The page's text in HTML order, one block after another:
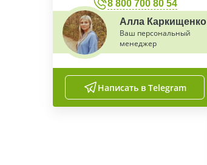
8 800 700 80 54
Алла Каркищенко
Ваш персональный
менеджер
Написать в Telegram